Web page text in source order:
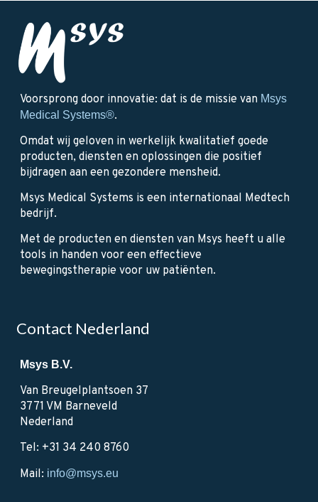
Voorsprong door innovatie: dat is de missie van Msys
Medical Systems®.
Omdat wij geloven in werkelijk kwalitatief goede
producten, diensten en oplossingen die positief
bijdragen aan een gezondere mensheid.
Msys Medical Systems is een internationaal Medtech
bedrijf.
Met de producten en diensten van Msys heeft u alle
tools in handen voor een effectieve
bewegingstherapie voor uw patiënten.
Contact Nederland
Msys B.V.
Van Breugelplantsoen 37
3771 VM Barneveld
Nederland
Tel: +31 34 240 8760
Mail: info@msys.eu